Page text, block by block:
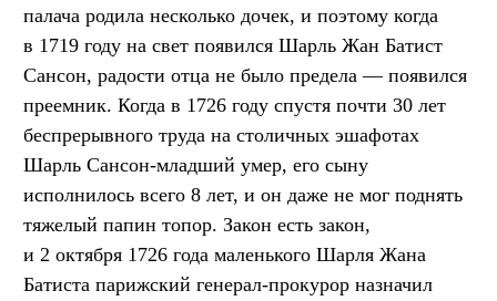
палача родила несколько дочек, и поэтому когда
в 1719 году на свет появился Шарль Жан Батист
Сансон, радости отца не было предела — появился
преемник. Когда в 1726 году спустя почти 30 лет
беспрерывного труда на столичных эшафотах
Шарль Сансон-младший умер, его сыну
исполнилось всего 8 лет, и он даже не мог поднять
тяжелый папин топор. Закон есть закон,
и 2 октября 1726 года маленького Шарля Жана
Батиста парижский генерал-прокурор назначил